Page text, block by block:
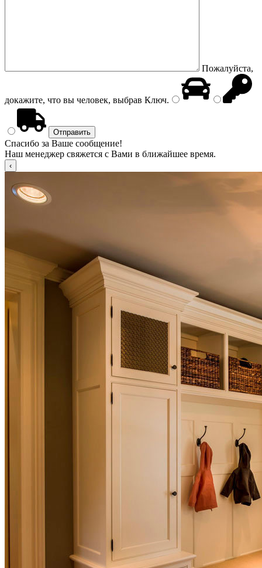
Пожалуйста,
докажите, что вы человек, выбрав Ключ.
Спасибо за Ваше сообщение!
Наш менеджер свяжется с Вами в ближайшее время.